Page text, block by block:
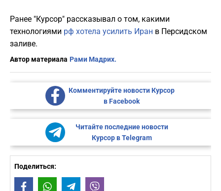
Ранее "Курсор" рассказывал о том, какими
технологиями рф хотела усилить Иран в Персидском
заливе.
Автор материала Рами Мадрих.
Комментируйте новости Курсор
в Facebook
Читайте последние новости
Курсор в Telegram
Поделиться:
FacebookWhatsAppTelegram